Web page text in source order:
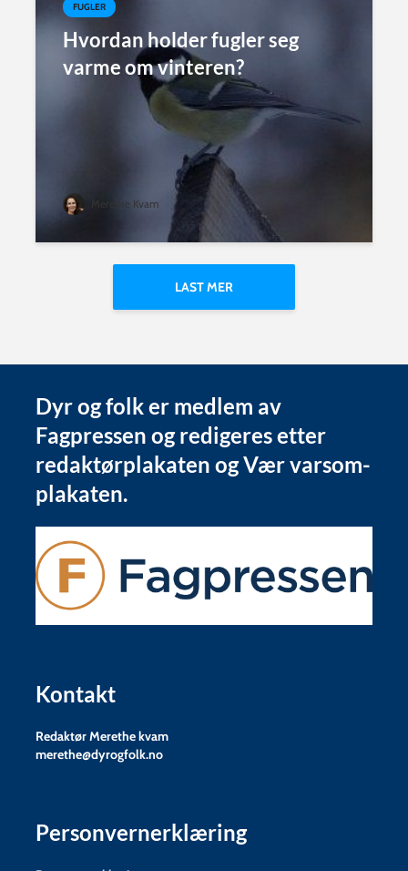
FUGLER
Hvordan holder fugler seg
varme om vinteren?
Merethe Kvam
LAST MER
Dyr og folk er medlem av
Fagpressen og redigeres etter
redaktørplakaten og Vær varsom-
plakaten.
Kontakt
Redaktør Merethe kvam
merethe@dyrogfolk.no
Personvernerklæring